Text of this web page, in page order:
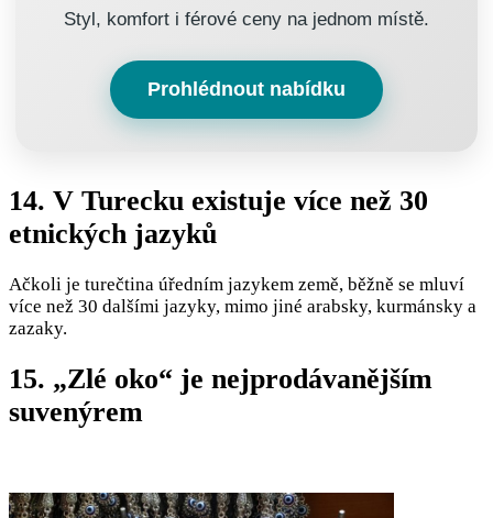
Styl, komfort i férové ceny na jednom místě.
Prohlédnout nabídku
14. V Turecku existuje více než 30
etnických jazyků
Ačkoli je turečtina úředním jazykem země, běžně se mluví
více než 30 dalšími jazyky, mimo jiné arabsky, kurmánsky a
zazaky.
15. „Zlé oko“ je nejprodávanějším
suvenýrem